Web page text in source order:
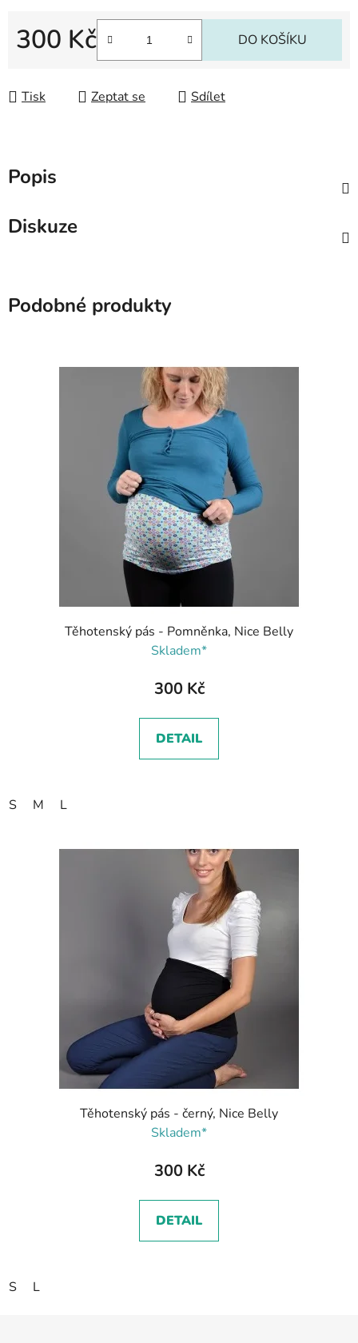
300 Kč DO KOŠÍKU
Tisk Zeptat se Sdílet
Popis
Diskuze
Podobné produkty
Těhotenský pás - Pomněnka, Nice Belly
Skladem*
300 Kč
DETAIL
S M L
Těhotenský pás - černý, Nice Belly
Skladem*
300 Kč
DETAIL
S L